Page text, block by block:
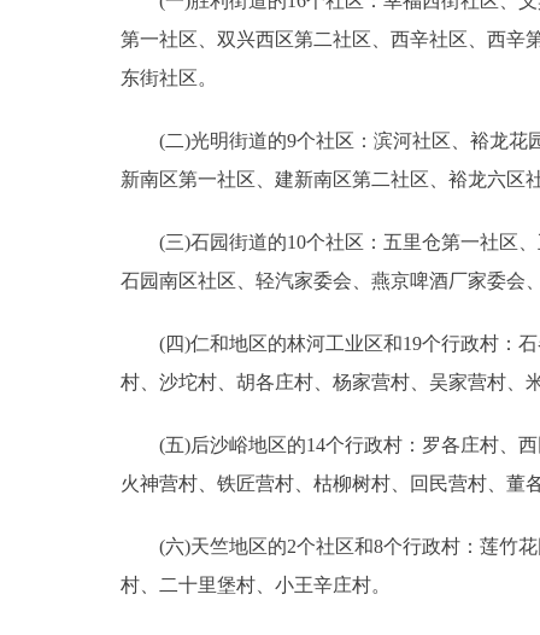
第一社区、双兴西区第二社区、西辛社区、西辛
东街社区。
(二)光明街道的9个社区：滨河社区、裕龙花
新南区第一社区、建新南区第二社区、裕龙六区
(三)石园街道的10个社区：五里仓第一社区、
石园南区社区、轻汽家委会、燕京啤酒厂家委会
(四)仁和地区的林河工业区和19个行政村：石
村、沙坨村、胡各庄村、杨家营村、吴家营村、
(五)后沙峪地区的14个行政村：罗各庄村、西
火神营村、铁匠营村、枯柳树村、回民营村、董
(六)天竺地区的2个社区和8个行政村：莲竹花
村、二十里堡村、小王辛庄村。